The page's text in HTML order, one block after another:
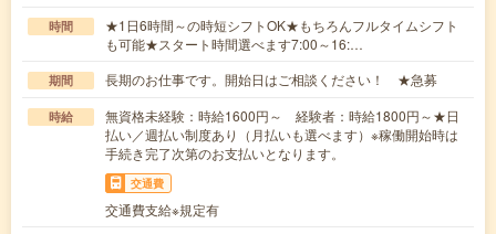
時間
★1日6時間～の時短シフトOK★もちろんフルタイムシフト
も可能★スタート時間選べます7:00～16:…
期間 長期のお仕事です。開始日はご相談ください！ ★急募
時給
無資格未経験：時給1600円～ 経験者：時給1800円～★日
払い／週払い制度あり（月払いも選べます）※稼働開始時は
手続き完了次第のお支払いとなります。
交通費
交通費支給※規定有